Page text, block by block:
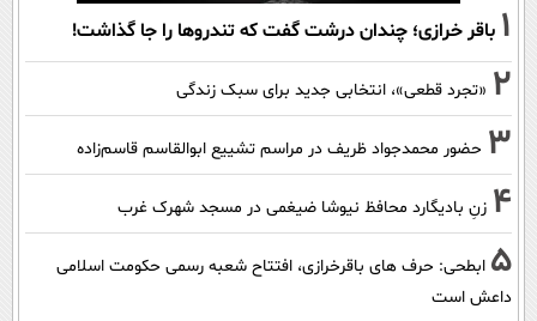
1 باقر خرازی؛ چندان درشت گفت که تندروها را جا گذاشت!
2 «تجرد قطعی»، انتخابی جدید برای سبک زندگی
3 حضور محمدجواد ظریف در مراسم تشییع ابوالقاسم قاسم‌زاده
4 زنِ بادیگارد محافظ نیوشا ضیغمی در مسجد شهرک غرب
5 ابطحی: حرف های باقرخرازی، افتتاح شعبه رسمی حکومت اسلامی
داعش است